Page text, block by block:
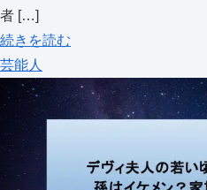
者 […]
続きを読む
芸能人